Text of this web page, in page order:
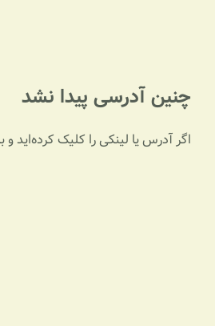
چنین آدرسی پیدا نشد
اگر آدرس یا لینکی را کلیک کرده‌اید